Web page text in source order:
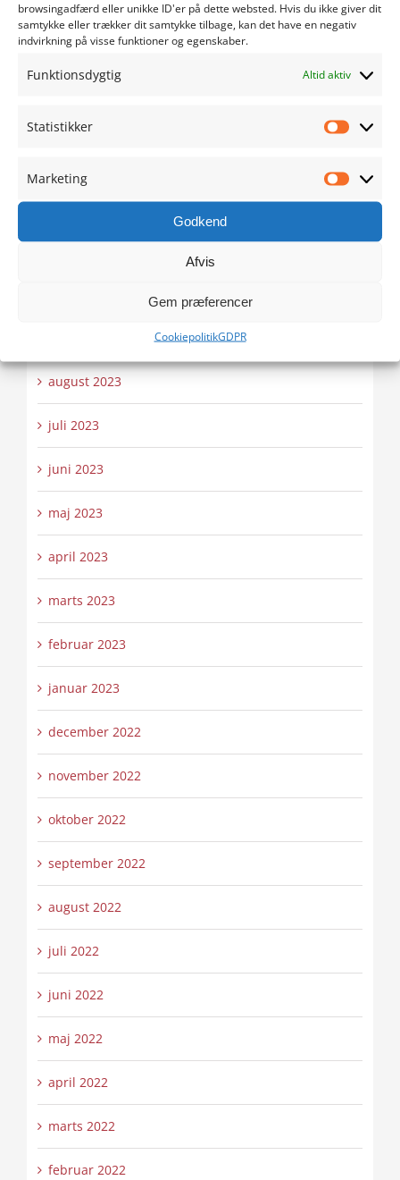
browsingadfærd eller unikke ID'er på dette websted. Hvis du ikke giver dit
samtykke eller trækker dit samtykke tilbage, kan det have en negativ
indvirkning på visse funktioner og egenskaber.
Funktionsdygtig Altid aktiv
Statistikker
Marketing
Godkend
Afvis
Gem præferencer
CookiepolitikGDPR
april 2024
marts 2024
februar 2024
december 2023
august 2023
juli 2023
juni 2023
maj 2023
april 2023
marts 2023
februar 2023
januar 2023
december 2022
november 2022
oktober 2022
september 2022
august 2022
juli 2022
juni 2022
maj 2022
april 2022
marts 2022
februar 2022